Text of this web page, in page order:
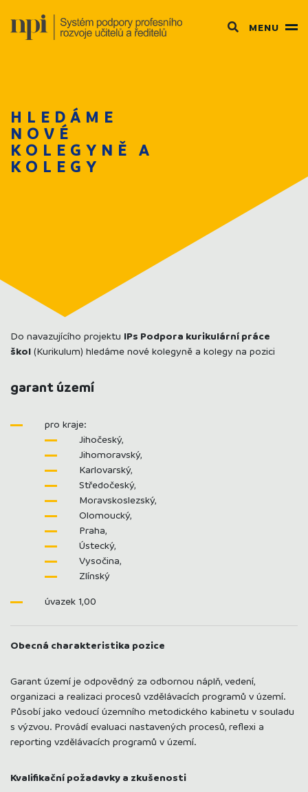
MENU
HLEDÁME
NOVÉ
KOLEGYNĚ A
KOLEGY
Do navazujícího projektu IPs Podpora kurikulární práce
škol (Kurikulum) hledáme nové kolegyně a kolegy na pozici
garant území
pro kraje:
Jihočeský,
Jihomoravský,
Karlovarský,
Středočeský,
Moravskoslezský,
Olomoucký,
Praha,
Ústecký,
Vysočina,
Zlínský
úvazek 1,00
Obecná charakteristika pozice
Garant území je odpovědný za odbornou náplň, vedení,
organizaci a realizaci procesů vzdělávacích programů v území.
Působí jako vedoucí územního metodického kabinetu v souladu
s výzvou. Provádí evaluaci nastavených procesů, reflexi a
reporting vzdělávacích programů v území.
Kvalifikační požadavky a zkušenosti